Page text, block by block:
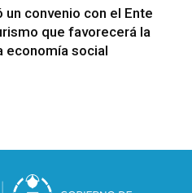
un convenio con el Ente
que favorecerá la
economía social